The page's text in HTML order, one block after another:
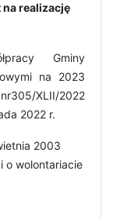
realizację
Gminy
na 2023
nr305/XLII/2022
2022 r.
2003
o wolontariacie